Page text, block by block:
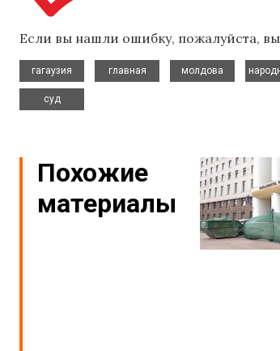
Если вы нашли ошибку, пожалуйста,
гагаузия
главная
молдова
суд
Похожие
материалы